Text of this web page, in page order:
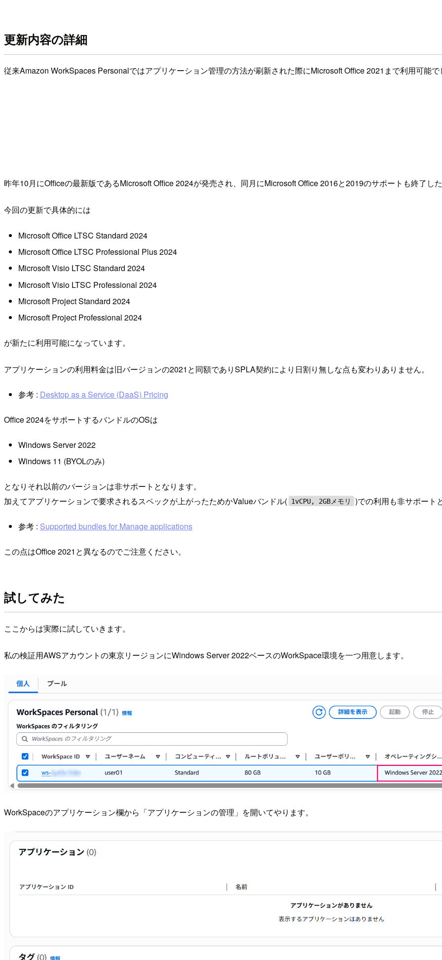
更新内容の詳細
従来Amazon WorkSpaces Personalではアプリケーション管理の方法が刷新された際にMicrosoft Office 2021まで利用可能で
昨年10月にOfficeの最新版であるMicrosoft Office 2024が発売され、同月にMicrosoft Office 2016と2019のサポートも終了し
今回の更新で具体的には
Microsoft Office LTSC Standard 2024
Microsoft Office LTSC Professional Plus 2024
Microsoft Visio LTSC Standard 2024
Microsoft Visio LTSC Professional 2024
Microsoft Project Standard 2024
Microsoft Project Professional 2024
が新たに利用可能になっています。
アプリケーションの利用料金は旧バージョンの2021と同額でありSPLA契約により日割り無しな点も変わりありません。
参考 : Desktop as a Service (DaaS) Pricing
Office 2024をサポートするバンドルのOSは
Windows Server 2022
Windows 11 (BYOLのみ)
となりそれ以前のバージョンは非サポートとなります。
加えてアプリケーションで要求されるスペックが上がったためかValueバンドル( 1vCPU, 2GBメモリ )での利用も非サポート
参考 : Supported bundles for Manage applications
この点はOffice 2021と異なるのでご注意ください。
試してみた
ここからは実際に試していきます。
私の検証用AWSアカウントの東京リージョンにWindows Server 2022ベースのWorkSpace環境を一つ用意します。
WorkSpaceのアプリケーション欄から「アプリケーションの管理」を開いてやります。